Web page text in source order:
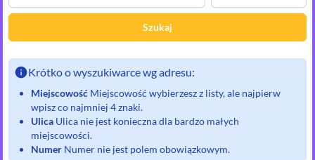
Szukaj
Krótko o wyszukiwarce wg adresu:
Miejscowość Miejscowość wybierzesz z listy, ale najpierw
wpisz co najmniej 4 znaki.
Ulica Ulica nie jest konieczna dla bardzo małych
miejscowości.
Numer Numer nie jest polem obowiązkowym.